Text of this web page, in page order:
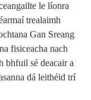
le líonra
trealaimh
Gan Sreang
fisiceacha nach
bhfuil sé deacair a
dá leithéid trí